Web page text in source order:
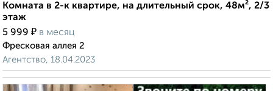
Комната в 2-к квартире, на длительный срок, 48м², 2/3
этаж
5 999 ₽ в месяц
Фресковая аллея 2
Агентство, 18.04.2023